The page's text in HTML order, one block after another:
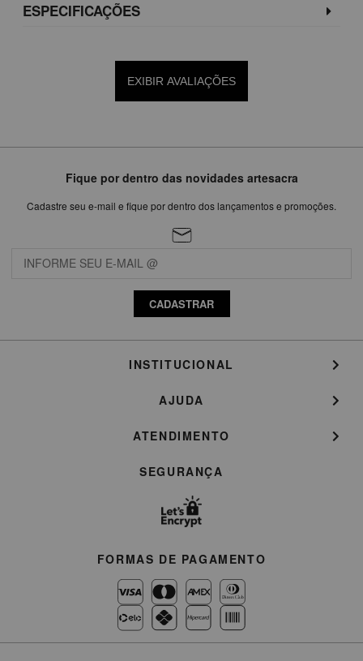
ESPECIFICAÇÕES
EXIBIR AVALIAÇÕES
Fique por dentro das novidades artesacra
Cadastre seu e-mail e fique por dentro dos lançamentos e promoções.
CADASTRAR
INSTITUCIONAL
AJUDA
ATENDIMENTO
SEGURANÇA
FORMAS DE PAGAMENTO